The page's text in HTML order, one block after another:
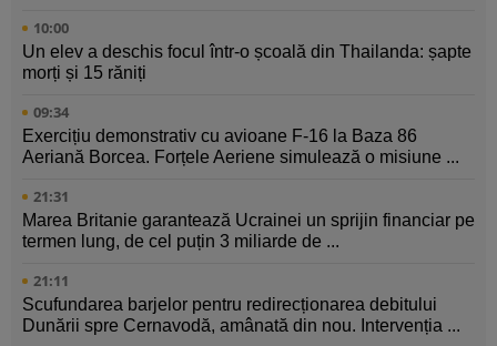
10:00
Un elev a deschis focul într-o școală din Thailanda: șapte
morți și 15 răniți
09:34
Exercițiu demonstrativ cu avioane F-16 la Baza 86
Aeriană Borcea. Forțele Aeriene simulează o misiune ...
21:31
Marea Britanie garantează Ucrainei un sprijin financiar pe
termen lung, de cel puțin 3 miliarde de ...
21:11
Scufundarea barjelor pentru redirecționarea debitului
Dunării spre Cernavodă, amânată din nou. Intervenția ...